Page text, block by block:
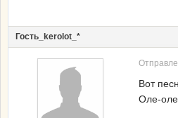
Гость_kerolot_*
Вот
Оле-